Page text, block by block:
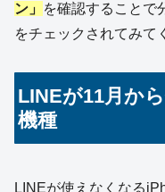
ン」 を確認することで
をチェックされてみて
LINEが11月か
機種
LINEが使えなくなる